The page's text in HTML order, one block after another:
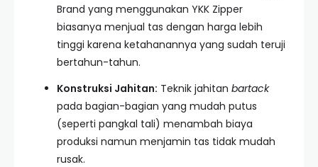
Brand yang menggunakan YKK Zipper
biasanya menjual tas dengan harga lebih
tinggi karena ketahanannya yang sudah teruji
bertahun-tahun.
Konstruksi Jahitan: Teknik jahitan bartack
pada bagian-bagian yang mudah putus
(seperti pangkal tali) menambah biaya
produksi namun menjamin tas tidak mudah
rusak.